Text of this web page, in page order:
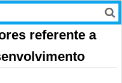
referente a